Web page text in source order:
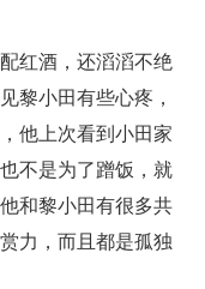
红酒，还滔滔不绝
黎小田有些心疼，
他上次看到小田家
不是为了蹭饭，就
和黎小田有很多共
力，而且都是孤独